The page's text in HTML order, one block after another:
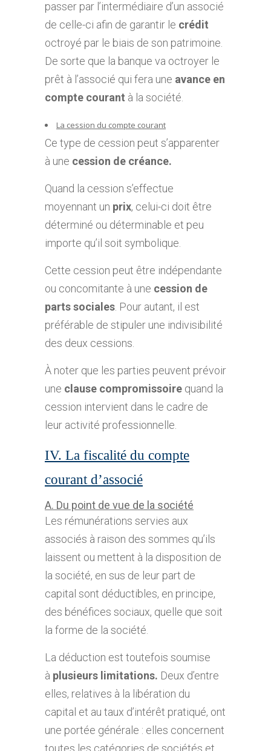
passer par l’intermédiaire d’un associé
de celle-ci afin de garantir le crédit
octroyé par le biais de son patrimoine.
De sorte que la banque va octroyer le
prêt à l’associé qui fera une avance en
compte courant à la société.
La cession du compte courant
Ce type de cession peut s’apparenter
à une cession de créance.
Quand la cession s’effectue
moyennant un prix, celui-ci doit être
déterminé ou déterminable et peu
importe qu’il soit symbolique.
Cette cession peut être indépendante
ou concomitante à une cession de
parts sociales . Pour autant, il est
préférable de stipuler une indivisibilité
des deux cessions.
À noter que les parties peuvent prévoir
une clause compromissoire quand la
cession intervient dans le cadre de
leur activité professionnelle.
IV. La fiscalité du compte
courant d’associé
A. Du point de vue de la société
Les rémunérations servies aux
associés à raison des sommes qu’ils
laissent ou mettent à la disposition de
la société, en sus de leur part de
capital sont déductibles, en principe,
des bénéfices sociaux, quelle que soit
la forme de la société.
La déduction est toutefois soumise
à plusieurs limitations. Deux d’entre
elles, relatives à la libération du
capital et au taux d’intérêt pratiqué, ont
une portée générale : elles concernent
toutes les catégories de sociétés et